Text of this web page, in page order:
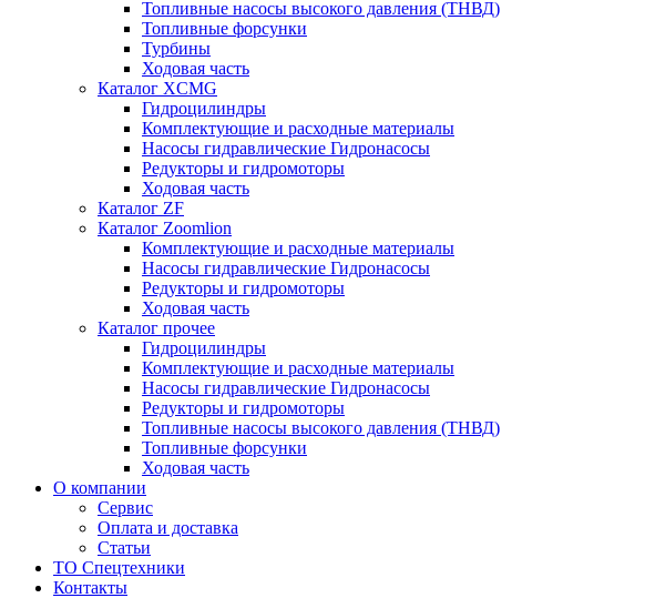
Топливные насосы высокого давления (ТНВД)
Топливные форсунки
Турбины
Ходовая часть
Каталог XCMG
Гидроцилиндры
Комплектующие и расходные материалы
Насосы гидравлические Гидронасосы
Редукторы и гидромоторы
Ходовая часть
Каталог ZF
Каталог Zoomlion
Комплектующие и расходные материалы
Насосы гидравлические Гидронасосы
Редукторы и гидромоторы
Ходовая часть
Каталог прочее
Гидроцилиндры
Комплектующие и расходные материалы
Насосы гидравлические Гидронасосы
Редукторы и гидромоторы
Топливные насосы высокого давления (ТНВД)
Топливные форсунки
Ходовая часть
О компании
Сервис
Оплата и доставка
Статьи
ТО Спецтехники
Контакты